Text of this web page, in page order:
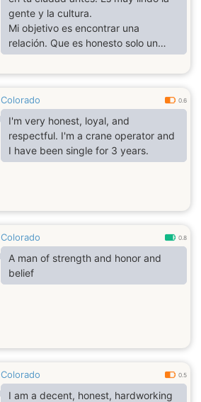
gente y la cultura.
Mi objetivo es encontrar una
relación. Que es honesto solo un
hombre y una mujer amando,
confiando el uno en el otro y
Esto para mí sería lo máximo.
Verás mi naturaleza cariñosa y
cariñosa, un romántico y entrego mi
corazón al amor cuando me
conoces.
hombre mayor
Colorado 0.6
I'm very honest, loyal, and
respectful. I'm a crane operator and
I have been single for 3 years.
Colorado 0.8
A man of strength and honor and
belief
Colorado 0.5
I am a decent, honest, hardworking